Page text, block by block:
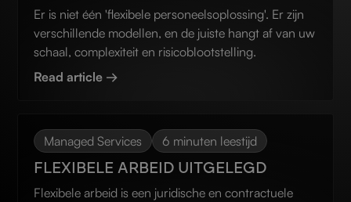
Er is niet één 'flexibele personeelsoplossing'. Er zijn
verschillende modellen, en de juiste hangt af van uw
schaal, complexiteit en risicoblootstelling.
Read article →
Managed Services 6 minuten leestijd
FLEXIBELE ARBEID UITGELEGD
Flexibele arbeid is een juridische en contractuele